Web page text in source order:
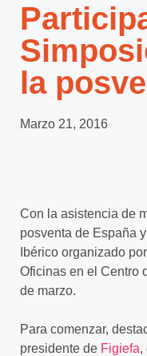
la
Marzo 21, 2016
Con la asistencia de
posventa de España
Ibérico organizado
Oficinas en el Centro
de marzo.
Para comenzar,
presidente de Figiefa,